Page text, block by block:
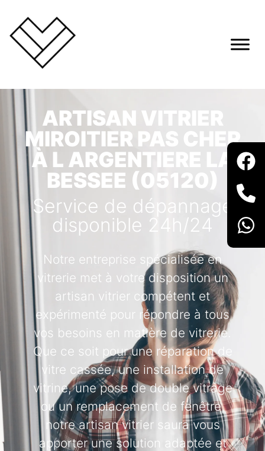
ARTISAN VITRIER
MIROITIER PAS CHER
À L ARGENTIERE LA
BESSEE (05120)
Service de dépannage
disponible 24h/24
Notre entreprise spécialisée en
vitrerie met à votre disposition un
artisan vitrier compétent et
expérimenté pour répondre à tous
vos besoins en matière de vitrerie.
Que ce soit pour une réparation de
vitre cassée, une installation de
vitrine, une pose de double vitrage
ou un remplacement de fenêtre,
notre artisan vitrier saura vous
apporter une solution adaptée et